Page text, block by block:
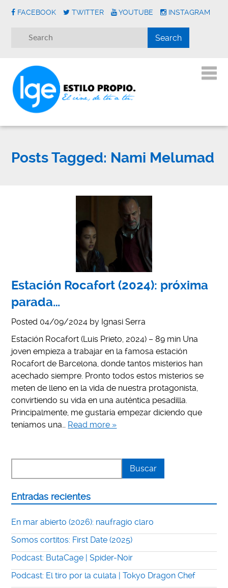
FACEBOOK TWITTER YOUTUBE INSTAGRAM
Posts Tagged: Nami Melumad
Estación Rocafort (2024): próxima
parada…
Posted 04/09/2024 by Ignasi Serra
Estación Rocafort (Luis Prieto, 2024) – 89 min Una
joven empieza a trabajar en la famosa estación
Rocafort de Barcelona, donde tantos misterios han
acechado siempre. Pronto todos estos misterios se
meten de lleno en la vida de nuestra protagonista,
convirtiendo su vida en una auténtica pesadilla.
Principalmente, me gustaría empezar diciendo que
teníamos una… Read more »
Entradas recientes
En mar abierto (2026): naufragio claro
Somos cortitos: First Date (2025)
Podcast: ButaCage | Spider-Noir
Podcast: El tiro por la culata | Tokyo Dragon Chef